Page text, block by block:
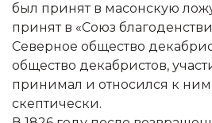
был принят в масонскую
принят в «Союз
Северное общество
общество декабристов,
принимал и относился к
скептически.